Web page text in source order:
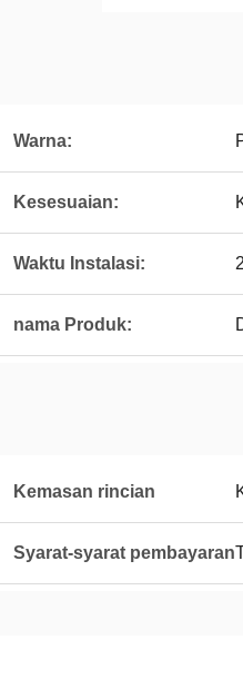
Warna:
Kesesuaian:
Waktu Instalasi:
nama Produk:
Kemasan rincian
Syarat-syarat pembayaran